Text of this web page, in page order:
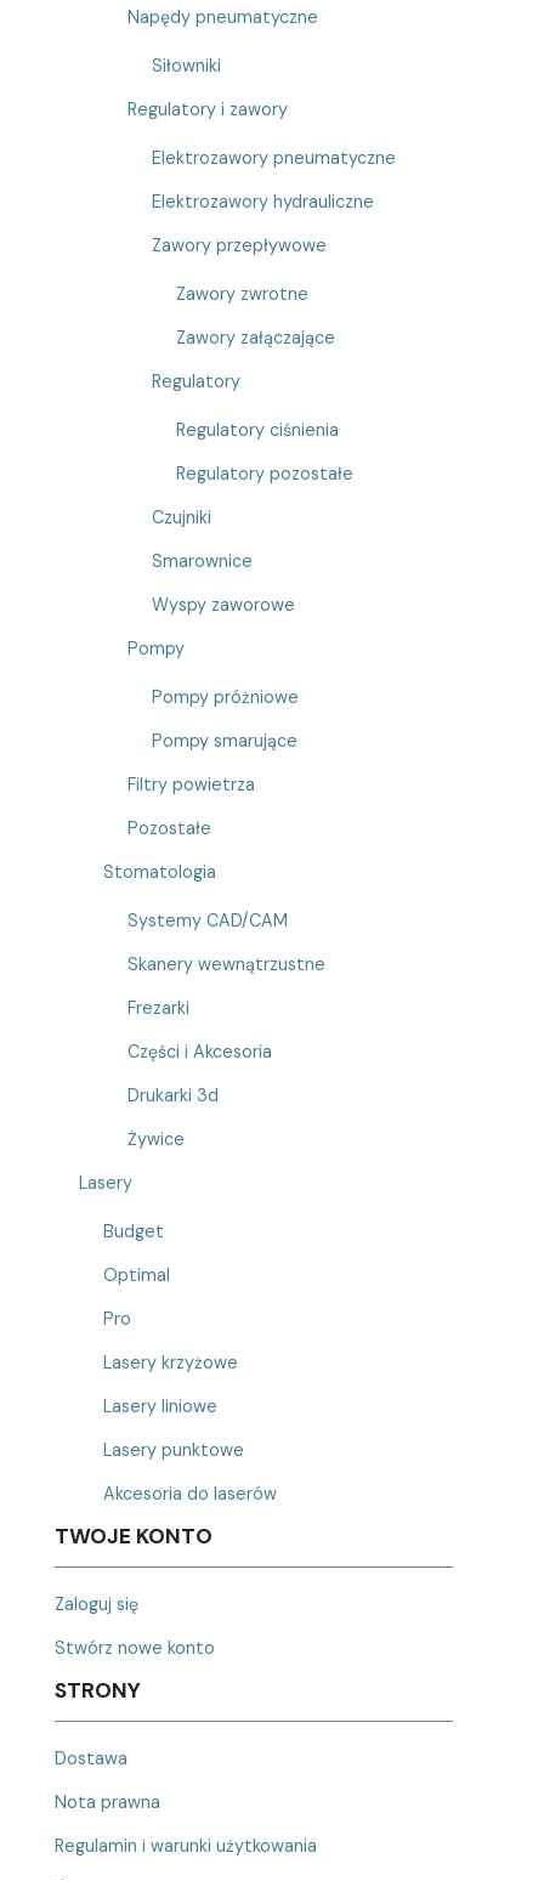
Napędy pneumatyczne
Siłowniki
Regulatory i zawory
Elektrozawory pneumatyczne
Elektrozawory hydrauliczne
Zawory przepływowe
Zawory zwrotne
Zawory załączające
Regulatory
Regulatory ciśnienia
Regulatory pozostałe
Czujniki
Smarownice
Wyspy zaworowe
Pompy
Pompy próżniowe
Pompy smarujące
Filtry powietrza
Pozostałe
Stomatologia
Systemy CAD/CAM
Skanery wewnątrzustne
Frezarki
Części i Akcesoria
Drukarki 3d
Żywice
Lasery
Budget
Optimal
Pro
Lasery krzyżowe
Lasery liniowe
Lasery punktowe
Akcesoria do laserów
TWOJE KONTO
Zaloguj się
Stwórz nowe konto
STRONY
Dostawa
Nota prawna
Regulamin i warunki użytkowania